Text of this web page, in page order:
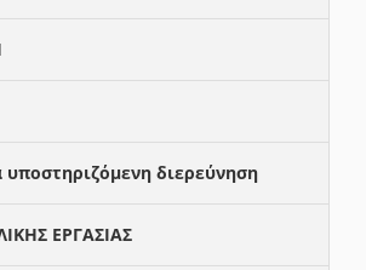
υποστηριζόμενη διερεύνηση
ΕΡΓΑΣΙΑΣ